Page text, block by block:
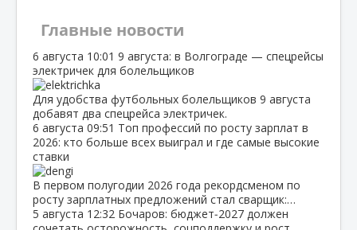
Главные новости
6 августа 10:01 9 августа: в Волгограде — спецрейсы
электричек для болельщиков
Для удобства футбольных болельщиков 9 августа
добавят два спецрейса электричек.
6 августа 09:51 Топ профессий по росту зарплат в
2026: кто больше всех выиграл и где самые высокие
ставки
В первом полугодии 2026 года рекордсменом по
росту зарплатных предложений стал сварщик:…
5 августа 12:32 Бочаров: бюджет‑2027 должен